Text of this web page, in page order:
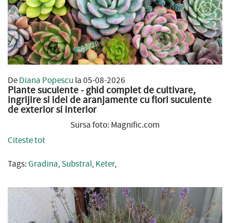
DeDiana Popescu la 05-08-2026
Plante suculente - ghid complet de cultivare,
ingrijire si idei de aranjamente cu flori suculente
de exterior si interior
Sursa foto: Magnific.com
Citeste tot
Tags: Gradina,Substral,Keter,